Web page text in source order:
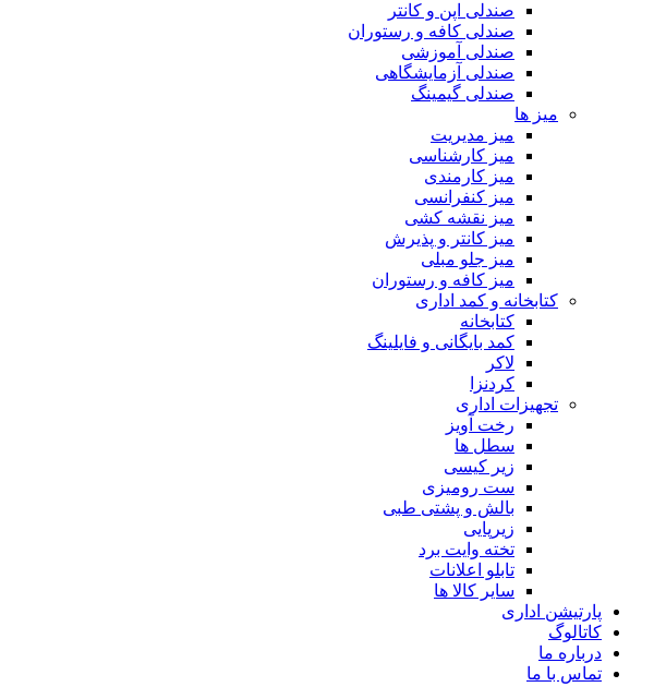
صندلی اپن و کانتر
صندلی کافه و رستوران
صندلی آموزشی
صندلی آزمایشگاهی
صندلی گیمینگ
میز ها
میز مدیریت
میز کارشناسی
میز کارمندی
میز کنفرانسی
میز نقشه کشی
میز کانتر و پذیرش
میز جلو مبلی
میز کافه و رستوران
کتابخانه و کمد اداری
کتابخانه
کمد بایگانی و فایلینگ
لاکر
کردنزا
تجهیزات اداری
رخت آویز
سطل ها
زیر کیسی
ست رومیزی
بالش و پشتی طبی
زیرپایی
تخته وایت برد
تابلو اعلانات
سایر کالا ها
پارتیشن اداری
کاتالوگ
درباره ما
تماس با ما